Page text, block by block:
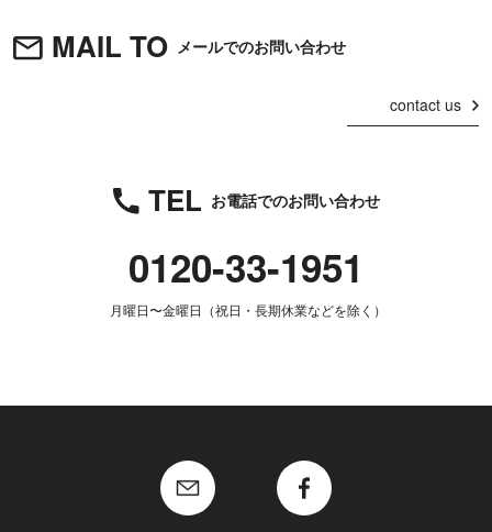
MAIL TO メールでのお問い合わせ
contact us
TEL お電話でのお問い合わせ
0120-33-1951
月曜日〜金曜日（祝日・長期休業などを除く）